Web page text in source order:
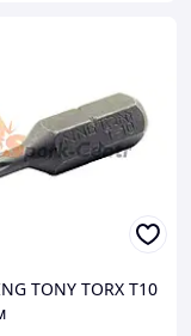
TONY TORX T10